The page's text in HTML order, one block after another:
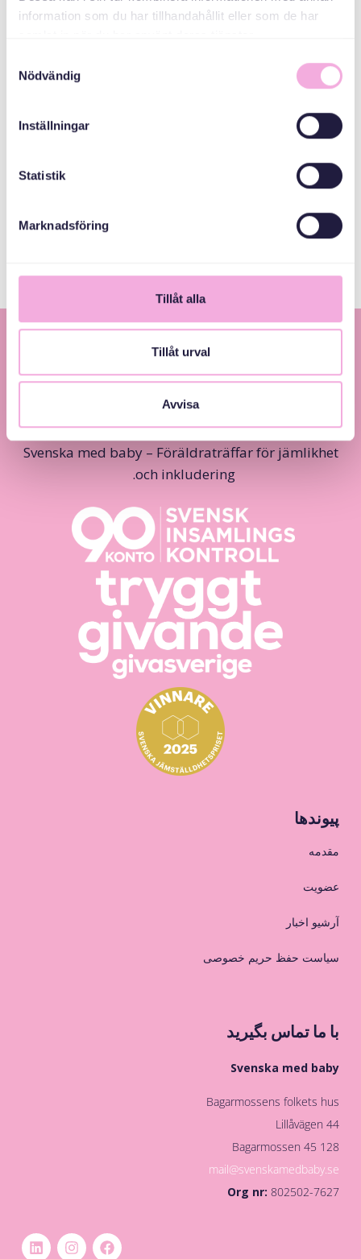
information som du har tillhandahållit eller som de har
Nödvändig
Inställningar
Statistik
Marknadsföring
Tillåt alla
Tillåt urval
Avvisa
Svenska med baby – Föräldraträffar för jämlikhet
och inkludering.
پیوندها
مقدمه
عضویت
آرشیو اخبار
سیاست حفظ حریم خصوصی
با ما تماس بگیرید
Svenska med baby
Bagarmossens folkets hus
Lillåvägen 44
128 45 Bagarmossen
mail@svenskamedbaby.se
Org nr:802502-7627